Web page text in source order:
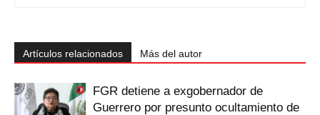
Artículos relacionados Más del autor
FGR detiene a exgobernador de
Guerrero por presunto ocultamiento de